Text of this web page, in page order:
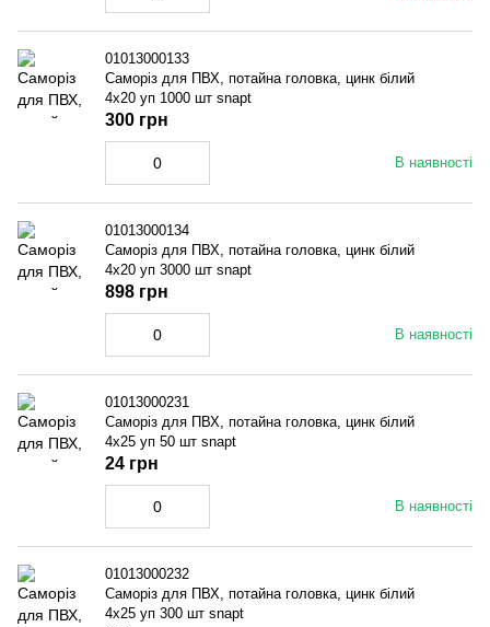
01013000133
Саморіз для ПВХ, потайна головка, цинк білий
4x20 уп 1000 шт snapt
В наявності
300 грн
01013000134
Саморіз для ПВХ, потайна головка, цинк білий
4x20 уп 3000 шт snapt
В наявності
898 грн
01013000231
Саморіз для ПВХ, потайна головка, цинк білий
4x25 уп 50 шт snapt
В наявності
24 грн
01013000232
Саморіз для ПВХ, потайна головка, цинк білий
4x25 уп 300 шт snapt